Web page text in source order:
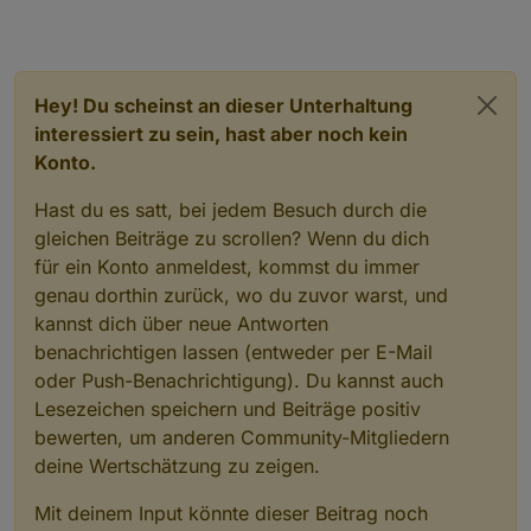
Hey! Du scheinst an dieser Unterhaltung
interessiert zu sein, hast aber noch kein
Konto.
Hast du es satt, bei jedem Besuch durch die
gleichen Beiträge zu scrollen? Wenn du dich
für ein Konto anmeldest, kommst du immer
genau dorthin zurück, wo du zuvor warst, und
kannst dich über neue Antworten
benachrichtigen lassen (entweder per E-Mail
oder Push-Benachrichtigung). Du kannst auch
Lesezeichen speichern und Beiträge positiv
bewerten, um anderen Community-Mitgliedern
deine Wertschätzung zu zeigen.
Mit deinem Input könnte dieser Beitrag noch